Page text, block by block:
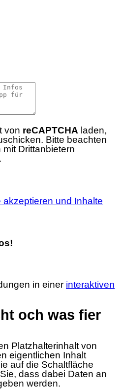
von reCAPTCHA laden,
Bitte beachten
Drittanbietern
und Inhalte
in einer interaktiven
och was fier
Platzhalterinhalt von
eigentlichen Inhalt
auf die Schaltfläche
dass dabei Daten an
werden.